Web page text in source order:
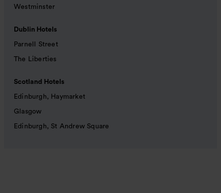
Westminster
Dublin Hotels
Parnell Street
The Liberties
Scotland Hotels
Edinburgh, Haymarket
Glasgow
Edinburgh, St Andrew Square